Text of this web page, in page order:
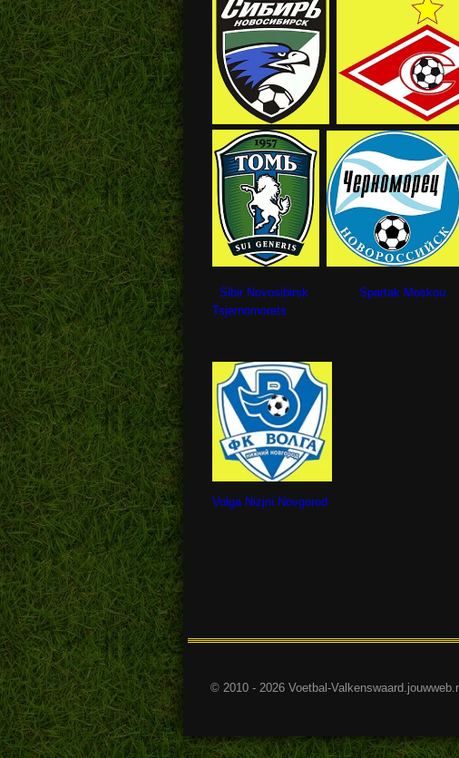
Sibir Novosibirsk Spartak
Tsjernomorets
Volga Nizjni Novgorod
© 2010 - 2026 Voetbal-